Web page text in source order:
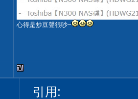
心得是炒豆聲很吵~
引用: